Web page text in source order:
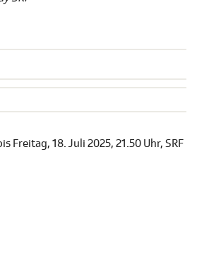
Freitag, 18. Juli 2025, 21.50 Uhr, SRF